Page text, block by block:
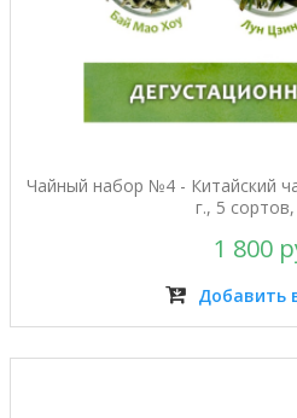
Чайный набор №4 - Китайский
г., 5
1 800
Добавить